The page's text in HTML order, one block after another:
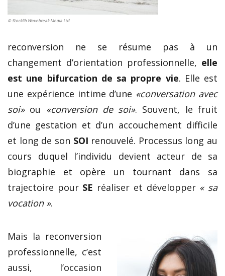
© Stocklib Wavebreak Media Ltd
reconversion ne se résume pas à un
changement d’orientation professionnelle, elle
est une bifurcation de sa propre vie. Elle est
une expérience intime d’une «conversation avec
soi»ou «conversion de soi». Souvent, le fruit
d’une gestation et d’un accouchement difficile
et long de son SOI renouvelé. Processus long au
cours duquel l’individu devient acteur de sa
biographie et opère un tournant dans sa
trajectoire pour SE réaliser et développer « sa
vocation ».
Mais la reconversion
professionnelle, c’est
aussi, l’occasion